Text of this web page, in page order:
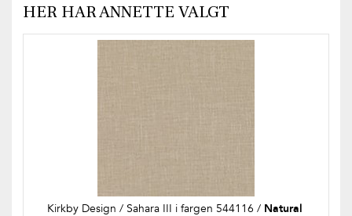
HER HAR ANNETTE VALGT
Kirkby Design / Sahara III i fargen 544116 / Natural